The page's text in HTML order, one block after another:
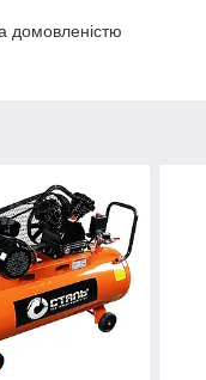
домовленістю